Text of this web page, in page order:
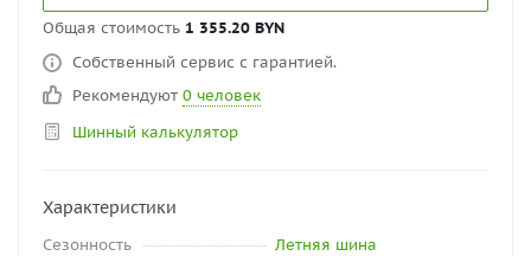
Общая стоимость 1 355.20 BYN
Собственный сервис с гарантией.
Рекомендуют 0 человек
Шинный калькулятор
Характеристики
Сезонность
Летняя шина